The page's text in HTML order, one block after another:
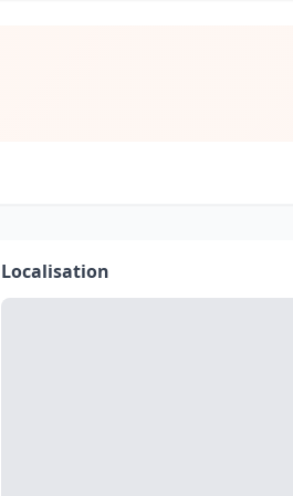
Localisation